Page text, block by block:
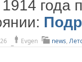
года
Evgen news,